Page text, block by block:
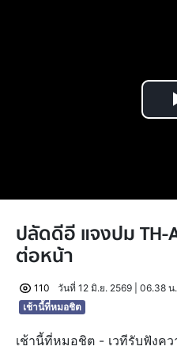
ปลัดดีอี แจงปม TH-
ต่อหน้า
110
วันที่ 12 มิ.ย. 2569 | 06.38 น.
เช้านี้ที่หมอชิต
เช้านี้ที่หมอชิต - เวทีรับฟังค